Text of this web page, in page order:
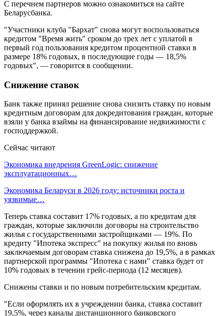
С перечнем партнеров можно ознакомиться на сайте
Беларусбанка.
"Участники клуба "Бархат" снова могут воспользоваться
кредитом "Время жить" сроком до трех лет с уплатой в
первый год пользования кредитом процентной ставки в
размере 18% годовых, в последующие годы — 18,5%
годовых", — говорится в сообщении.
Снижение ставок
Банк также принял решение снова снизить ставку по новым
кредитным договорам для докредитования граждан, которые
взяли у банка взаймы на финансирование недвижимости с
господдержкой.
Сейчас читают
Экономика внедрения GreenLogic: снижение
эксплуатационных…
Экономика Беларуси в 2026 году: источники роста и
уязвимые…
Теперь ставка составит 17% годовых, а по кредитам для
граждан, которые заключили договоры на строительство
жилья с государственными застройщиками — 19%. По
кредиту "Ипотека экспресс" на покупку жилья по вновь
заключаемым договорам ставка снижена до 19,5%, а в рамках
партнерской программы "Ипотека с нами" ставка будет от
10% годовых в течении грейс-периода (12 месяцев).
Снижены ставки и по новым потребительским кредитам.
"Если оформлять их в учреждении банка, ставка составит
19,5%, через каналы дистанционного банковского